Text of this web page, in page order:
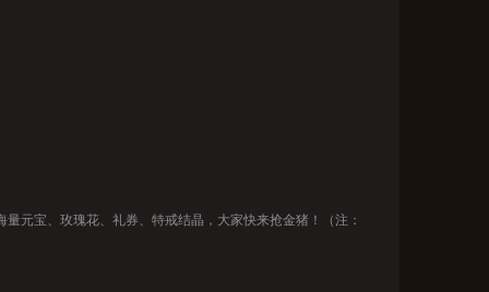
元宝、玫瑰花、礼券、特戒结晶，大家快来抢金猪！（注：